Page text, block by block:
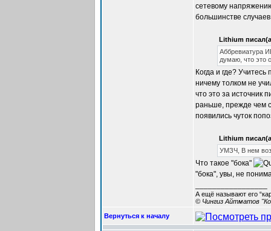
сетевому
большинстве
Lithium
Аббревиатура
думаю, что это
Когда и где?
ничему толком не
что это за источник
раньше, прежде чем
появились чуток
Lithium
УМЗЧ, В нем
Что такое "бока"
"бока", увы, не
А ещё называют его
© Чингиз Айтматов
Вернуться к началу